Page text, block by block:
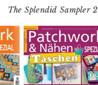
The Splendid Sampler 2